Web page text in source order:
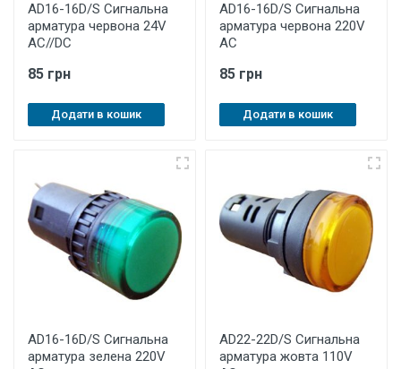
AD16-16D/S Cигнальна
арматура червона 24V
AC//DC
85 грн
Додати в кошик
AD16-16D/S Cигнальна
арматура червона 220V
AC
85 грн
Додати в кошик
AD16-16D/S Cигнальна
арматура зелена 220V
AD22-22D/S Cигнальна
арматура жовта 110V